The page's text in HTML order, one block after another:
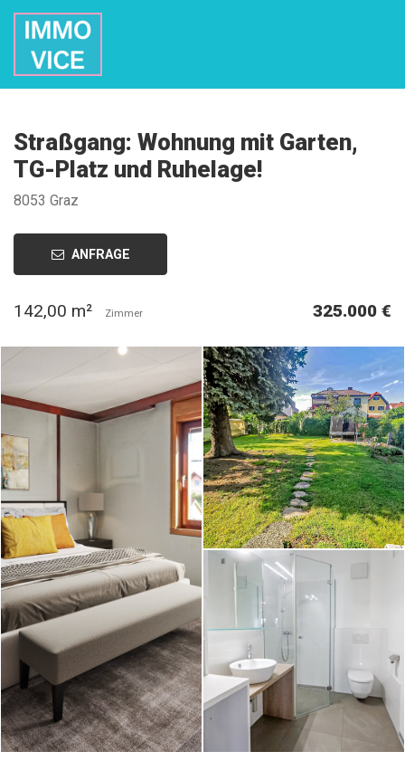
Straßgang: Wohnung mit Garten,
TG-Platz und Ruhelage!
8053 Graz
ANFRAGE
142,00 m² Zimmer 325.000 €